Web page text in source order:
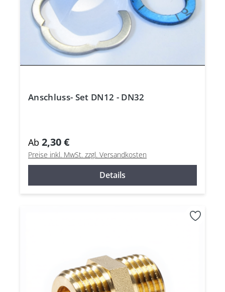
Anschluss- Set DN12 - DN32
Ab 2,30 €
Preise inkl. MwSt. zzgl. Versandkosten
Details